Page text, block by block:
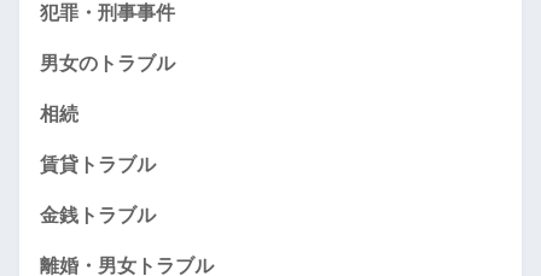
犯罪・刑事事件
男女のトラブル
相続
賃貸トラブル
金銭トラブル
離婚・男女トラブル